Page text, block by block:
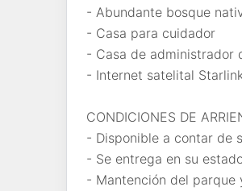
- Abundante bosque
- Casa para cuidador
- Casa de administrador
- Internet satelital
CONDICIONES DE
- Disponible a contar de
- Se entrega en su
- Mantención del parque